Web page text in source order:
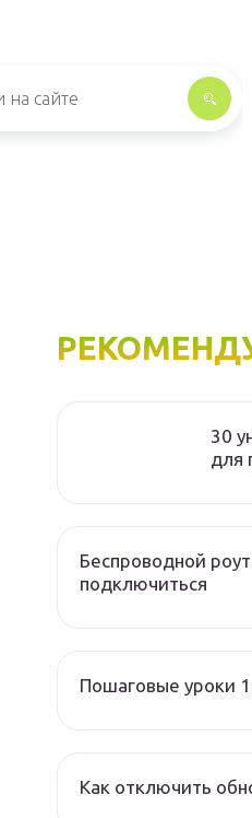
30
для
Беспроводной
подключиться
Пошаговые уроки
Как отключить